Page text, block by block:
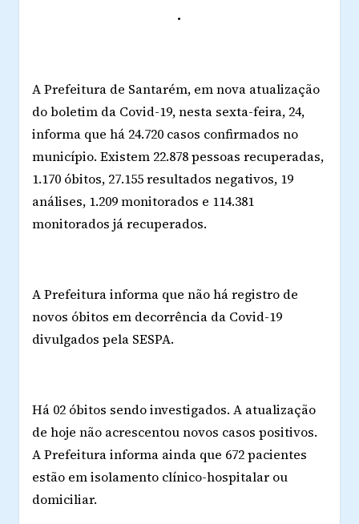
.
A Prefeitura de Santarém, em nova atualização
do boletim da Covid-19, nesta sexta-feira, 24,
informa que há 24.720 casos confirmados no
município. Existem 22.878 pessoas recuperadas,
1.170 óbitos, 27.155 resultados negativos, 19
análises, 1.209 monitorados e 114.381
monitorados já recuperados.
A Prefeitura informa que não há registro de
novos óbitos em decorrência da Covid-19
divulgados pela SESPA.
Há 02 óbitos sendo investigados. A atualização
de hoje não acrescentou novos casos positivos.
A Prefeitura informa ainda que 672 pacientes
estão em isolamento clínico-hospitalar ou
domiciliar.